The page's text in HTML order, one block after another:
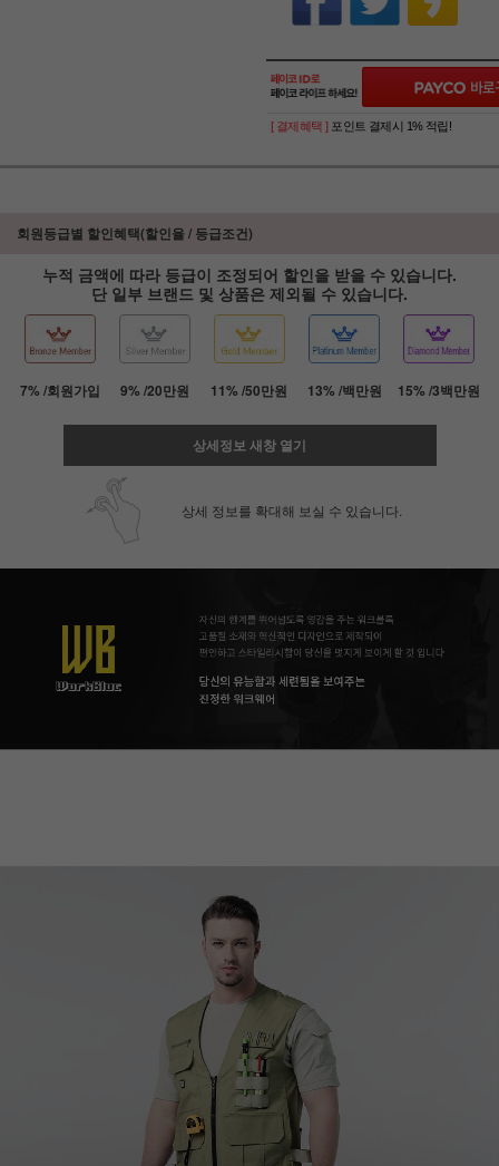
페이코 ID로 페
[ 결제혜택 ] 포인트 결제시 1% 적립!
회원등급별 할인혜택(할인율 / 등급조건)
누적 금액에 따라 등급이 조정되어 할인을 받을 수 있습니다.
단 일부 브랜드 및 상품은 제외될 수 있습니다.
7% /회원가입 9% /20만원 11% /50만원 13% /백만원 15% /3백만원
상세정보 새창 열기
상세 정보를 확대해 보실 수 있습니다.